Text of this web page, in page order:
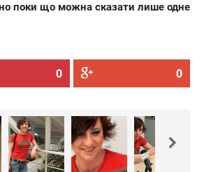
поки що можна сказати лише одне
0 0